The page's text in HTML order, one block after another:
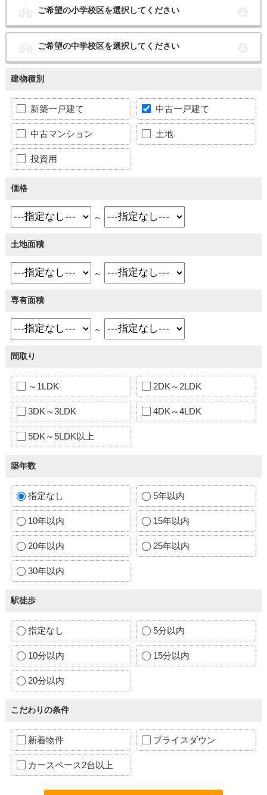
ご希望の小学校区を選択してください
ご希望の中学校区を選択してください
建物種別
新築一戸建て 中古一戸建て
中古マンション 土地
投資用
価格
～
土地面積
～
専有面積
～
間取り
～1LDK 2DK～2LDK
3DK～3LDK 4DK～4LDK
5DK～5LDK以上
築年数
指定なし 5年以内
10年以内 15年以内
20年以内 25年以内
30年以内
駅徒歩
指定なし 5分以内
10分以内 15分以内
20分以内
こだわりの条件
新着物件 プライスダウン
カースペース2台以上